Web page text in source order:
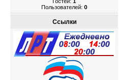
Пользователей: 0
Ссылки